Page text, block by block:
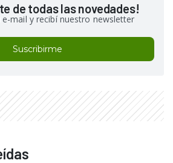
de todas las novedades!
e-mail y recibí nuestro newsletter
Suscribirme